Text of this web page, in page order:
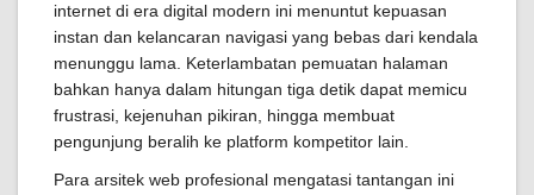
internet di era digital modern ini menuntut kepuasan
instan dan kelancaran navigasi yang bebas dari kendala
menunggu lama. Keterlambatan pemuatan halaman
bahkan hanya dalam hitungan tiga detik dapat memicu
frustrasi, kejenuhan pikiran, hingga membuat
pengunjung beralih ke platform kompetitor lain.
Para arsitek web profesional mengatasi tantangan ini